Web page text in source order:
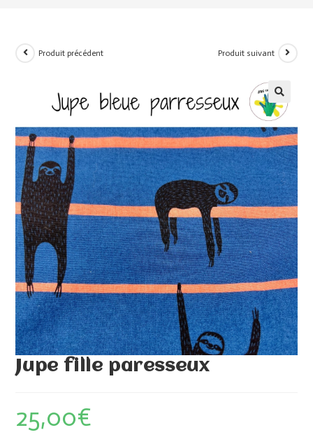
Produit précédent Produit suivant
🔍
Jupe fille paresseux
25,00€